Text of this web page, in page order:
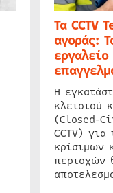
Τα CCTV
αγοράς:
Η
κλειστού
(Closed-
CCTV) για
κρίσιμων
περιοχών